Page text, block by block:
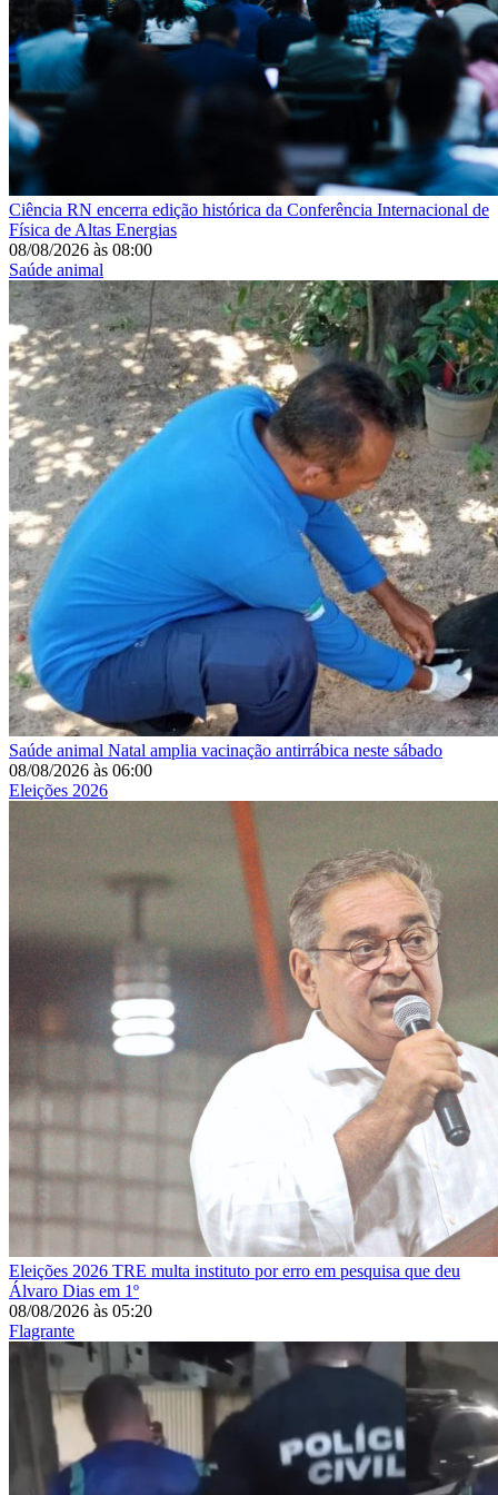
Ciência RN encerra edição histórica da Conferência Internacional de
Física de Altas Energias
08/08/2026 às 08:00
Saúde animal
Saúde animal Natal amplia vacinação antirrábica neste sábado
08/08/2026 às 06:00
Eleições 2026
Eleições 2026 TRE multa instituto por erro em pesquisa que deu
Álvaro Dias em 1º
08/08/2026 às 05:20
Flagrante